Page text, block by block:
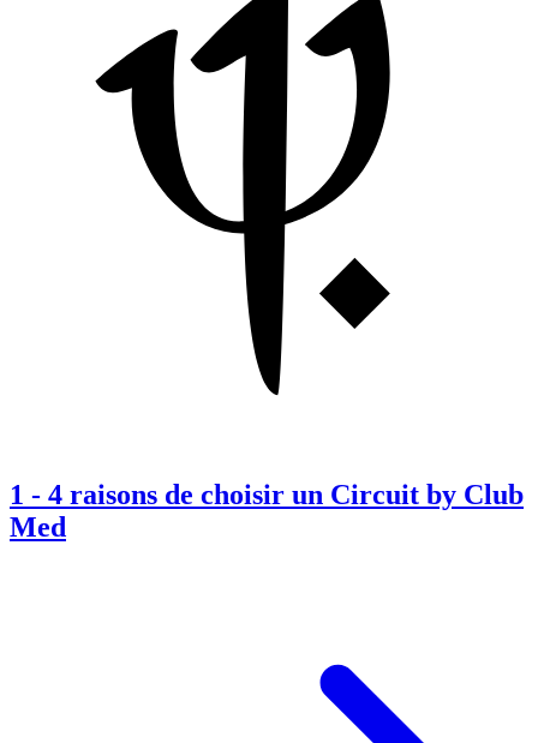
1 - 4 raisons de choisir un Circuit by Club
Med